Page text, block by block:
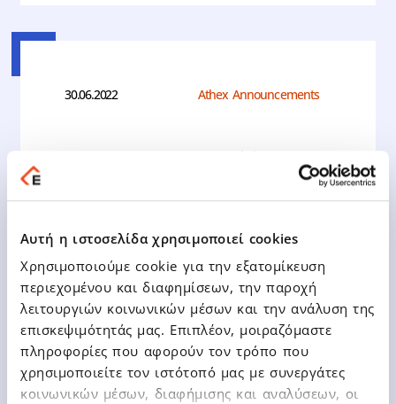
Αυτή η ιστοσελίδα χρησιμοποιεί cookies
Χρησιμοποιούμε cookie για την εξατομίκευση
περιεχομένου και διαφημίσεων, την παροχή
λειτουργιών κοινωνικών μέσων και την ανάλυση της
επισκεψιμότητάς μας. Επιπλέον, μοιραζόμαστε
πληροφορίες που αφορούν τον τρόπο που
χρησιμοποιείτε τον ιστότοπό μας με συνεργάτες
κοινωνικών μέσων, διαφήμισης και αναλύσεων, οι
30.06.2022 Athex Announcements
EPSILON NET S.A. Decisions of
the Ordinary General Meeting
30.06.2022
Learn More